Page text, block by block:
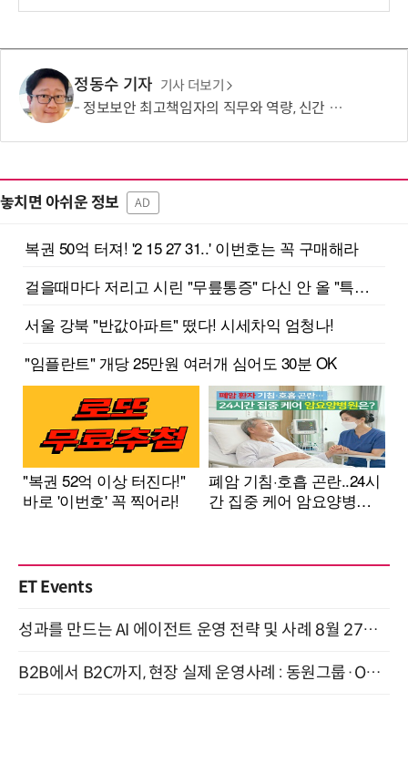
보
정동수 기자 기사 더보기
정보보안 최고책임자의 직무와 역량, 신간 출간
놓치면 아쉬운 정보 AD
ET Events
성과를 만드는 AI 에이전트 운영 전략 및 사례 8월 27일 개최
B2B에서 B2C까지, 현장 실제 운영사례 : 동원그룹·OCI·다이닝브랜즈그룹·당근 (8/27)